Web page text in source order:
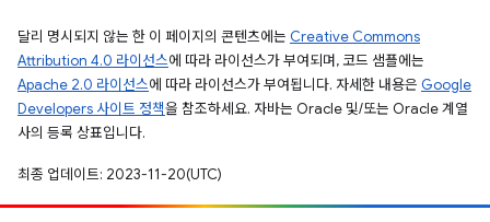
달리 명시되지 않는 한 이 페이지의 콘텐츠에는 Creative Commons
Attribution 4.0 라이선스에 따라 라이선스가 부여되며, 코드 샘플에는
Apache 2.0 라이선스에 따라 라이선스가 부여됩니다. 자세한 내용은 Google
Developers 사이트 정책을 참조하세요. 자바는 Oracle 및/또는 Oracle 계열
사의 등록 상표입니다.
최종 업데이트: 2023-11-20(UTC)